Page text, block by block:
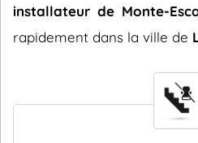
installateur de Monte-
rapidement dans la ville de